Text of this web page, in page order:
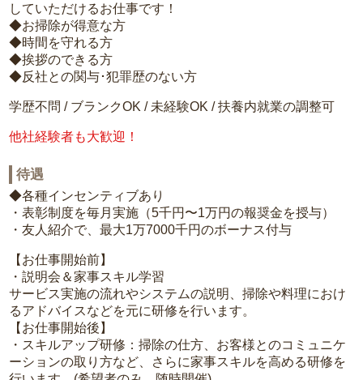
していただけるお仕事です！
◆お掃除が得意な方
◆時間を守れる方
◆挨拶のできる方
◆反社との関与･犯罪歴のない方
学歴不問 / ブランクOK / 未経験OK / 扶養内就業の調整可
他社経験者も大歓迎！
待遇
◆各種インセンティブあり
・表彰制度を毎月実施（5千円〜1万円の報奨金を授与）
・友人紹介で、最大1万7000千円のボーナス付与
【お仕事開始前】
・説明会＆家事スキル学習
サービス実施の流れやシステムの説明、掃除や料理におけ
るアドバイスなどを元に研修を行います。
【お仕事開始後】
・スキルアップ研修：掃除の仕方、お客様とのコミュニケ
ーションの取り方など、さらに家事スキルを高める研修を